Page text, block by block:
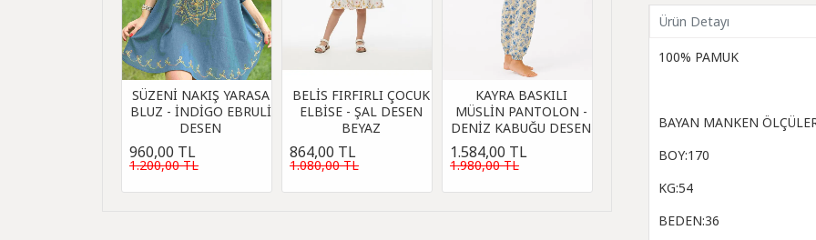
SÜZENİ NAKIŞ YARASA
BLUZ - İNDİGO EBRULİ
DESEN
960,00 TL
1.200,00 TL
BELİS FIRFIRLI ÇOCUK
ELBİSE - ŞAL DESEN
BEYAZ
864,00 TL
1.080,00 TL
KAYRA BASKILI
MÜSLİN PANTOLON -
DENİZ KABUĞU DESEN
1.584,00 TL
1.980,00 TL
Ürün Detayı
100% PAMUK
BAYAN MANKEN
BOY:170
KG:54
BEDEN:36